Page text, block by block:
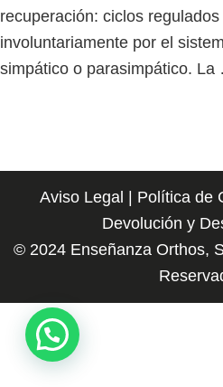
recuperación: ciclos
involuntariamente por el
simpático o parasimpático.
Aviso Legal | Política de
Devolución y
© 2024 Enseñanza Orthos,